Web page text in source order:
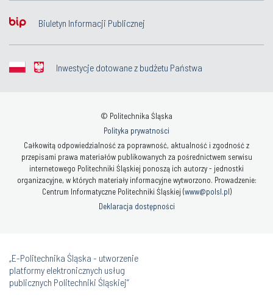
Biuletyn Informacji Publicznej
Inwestycje dotowane z budżetu Państwa
© Politechnika Śląska
Polityka prywatności
Całkowitą odpowiedzialność za poprawność, aktualność i zgodność z
przepisami prawa materiałów publikowanych za pośrednictwem serwisu
internetowego Politechniki Śląskiej ponoszą ich autorzy - jednostki
organizacyjne, w których materiały informacyjne wytworzono. Prowadzenie:
Centrum Informatyczne Politechniki Śląskiej (www@polsl.pl)
Deklaracja dostępności
„E-Politechnika Śląska - utworzenie
platformy elektronicznych usług
publicznych Politechniki Śląskiej”